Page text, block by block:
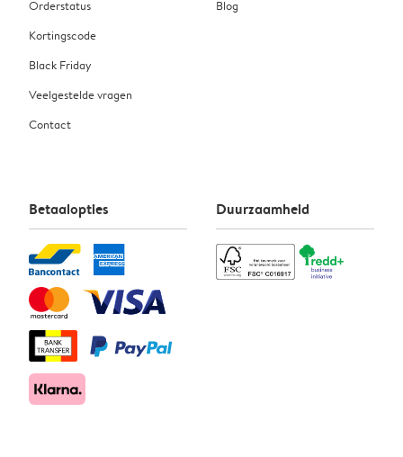
Orderstatus
Kortingscode
Black Friday
Veelgestelde vragen
Contact
Blog
Betaalopties Duurzaamheid